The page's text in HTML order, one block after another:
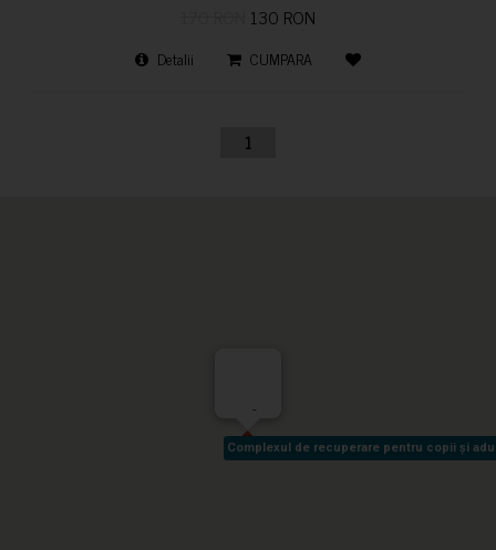
130 RON
Detalii CUMPARA
1
Complexul de recuperare pentru copii și
Complexul de recuperare pentru copii și
-